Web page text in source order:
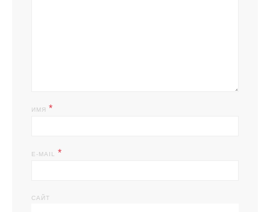
ИМЯ *
E-MAIL *
САЙТ